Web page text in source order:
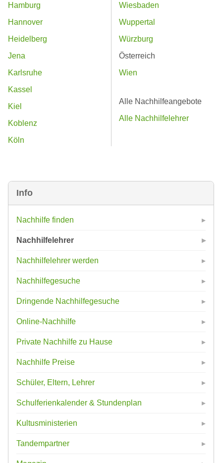
Info
Nachhilfe finden
Nachhilfelehrer
Nachhilfelehrer werden
Nachhilfegesuche
Dringende Nachhilfegesuche
Online-Nachhilfe
Private Nachhilfe zu Hause
Nachhilfe Preise
Schüler, Eltern, Lehrer
Schulferienkalender & Stundenplan
Kultusministerien
Tandempartner
Hamburg
Hannover
Heidelberg
Jena
Karlsruhe
Kassel
Kiel
Koblenz
Köln
Wiesbaden
Wuppertal
Würzburg
Österreich
Wien
Alle Nachhilfeangebote
Alle Nachhilfelehrer